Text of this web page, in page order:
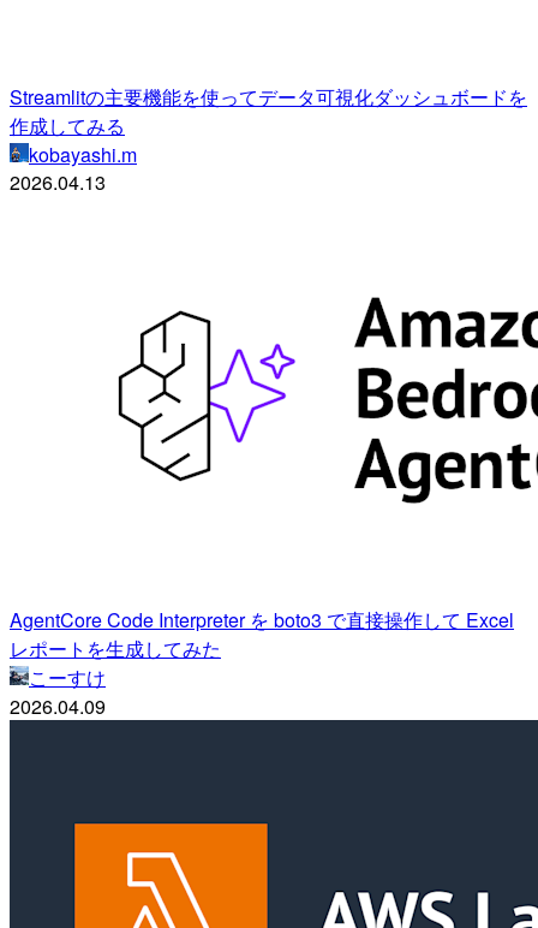
Streamlitの主要機能を使ってデータ可視化ダッシュボードを
作成してみる
kobayashi.m
2026.04.13
AgentCore Code Interpreter を boto3 で直接操作して Excel
レポートを生成してみた
こーすけ
2026.04.09